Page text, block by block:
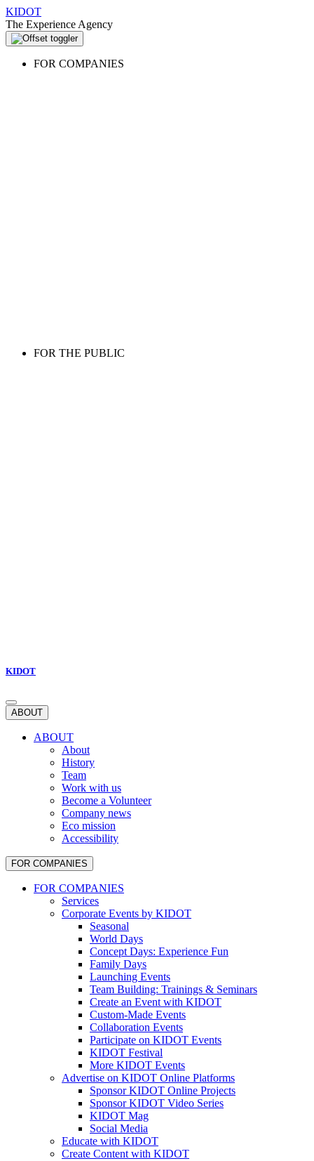
KIDOT
The Experience Agency
FOR COMPANIES
FOR THE PUBLIC
KIDOT
ABOUT
ABOUT
About
History
Team
Work with us
Become a Volunteer
Company news
Eco mission
Accessibility
FOR COMPANIES
FOR COMPANIES
Services
Corporate Events by KIDOT
Seasonal
World Days
Concept Days: Experience Fun
Family Days
Launching Events
Team Building: Trainings & Seminars
Create an Event with KIDOT
Custom-Made Events
Collaboration Events
Participate on KIDOT Events
KIDOT Festival
More KIDOT Events
Advertise on KIDOT Online Platforms
Sponsor KIDOT Online Projects
Sponsor KIDOT Video Series
KIDOT Mag
Social Media
Educate with KIDOT
Create Content with KIDOT